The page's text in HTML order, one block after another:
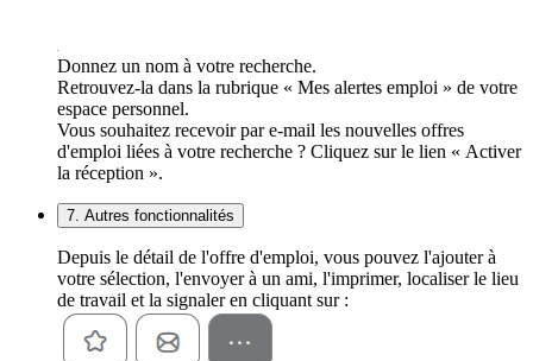
Donnez un nom à votre recherche.
Retrouvez-la dans la rubrique « Mes alertes emploi » de votre
espace personnel.
Vous souhaitez recevoir par e-mail les nouvelles offres
d'emploi liées à votre recherche ? Cliquez sur le lien « Activer
la réception ».
7. Autres fonctionnalités
Depuis le détail de l'offre d'emploi, vous pouvez l'ajouter à
votre sélection, l'envoyer à un ami, l'imprimer, localiser le lieu
de travail et la signaler en cliquant sur :